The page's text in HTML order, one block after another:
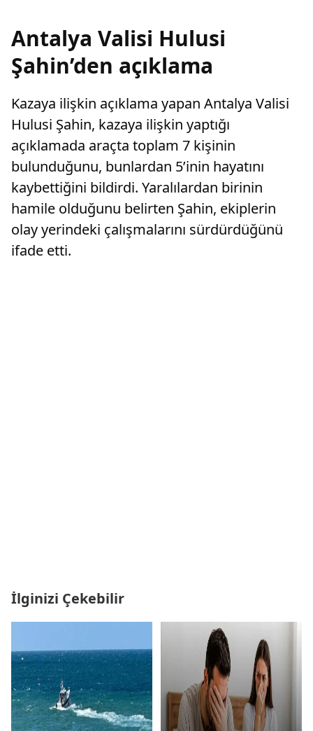
Antalya Valisi Hulusi
Şahin’den açıklama
Kazaya ilişkin açıklama yapan Antalya Valisi
Hulusi Şahin, kazaya ilişkin yaptığı
açıklamada araçta toplam 7 kişinin
bulunduğunu, bunlardan 5’inin hayatını
kaybettiğini bildirdi. Yaralılardan birinin
hamile olduğunu belirten Şahin, ekiplerin
olay yerindeki çalışmalarını sürdürdüğünü
ifade etti.
İlginizi Çekebilir